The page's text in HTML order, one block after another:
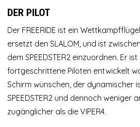
DER PILOT
Der FREERIDE ist ein
ersetzt den SLALOM, und ist
dem SPEEDSTER2 einzuordnen. Er
fortgeschrittene Piloten entwickelt
Schirm wünschen, der dynamischer
SPEEDSTER2 und dennoch weniger
zugänglicher als die VIPER4.